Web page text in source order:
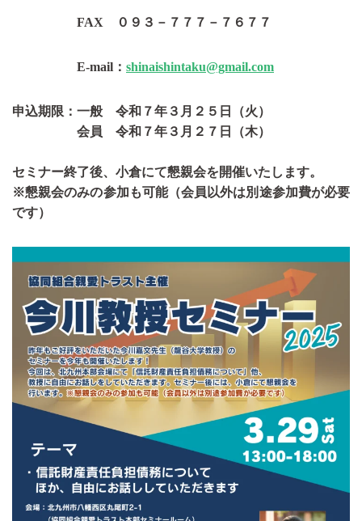
FAX ０９３－７７７－７６７７
E-mail： shinaishintaku@gmail.com
申込期限：一般 令和７年３月２５日（火）
会員 令和７年３月２７日（木）
セミナー終了後、小倉にて懇親会を開催いたします。
※懇親会のみの参加も可能（会員以外は別途参加費が必要
です）